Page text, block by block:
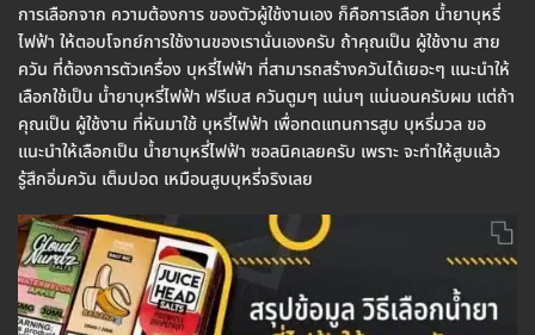
การเลือกจาก ความต้องการ ของตัวผู้ใช้งานเอง ก็คือการเลือก น้ำยาบุหรี่
ไฟฟ้า ให้ตอบโจทย์การใช้งานของเรานั่นเองครับ ถ้าคุณเป็น ผู้ใช้งาน สาย
ควัน ที่ต้องการตัวเครื่อง บุหรี่ไฟฟ้า ที่สามารถสร้างควันได้เยอะๆ แนะนำให้
เลือกใช้เป็น น้ำยาบุหรี่ไฟฟ้า ฟรีเบส ควันตูมๆ แน่นๆ แน่นอนครับผม แต่ถ้า
คุณเป็น ผู้ใช้งาน ที่หันมาใช้ บุหรี่ไฟฟ้า เพื่อทดแทนการสูบ บุหรี่มวล ขอ
แนะนำให้เลือกเป็น น้ำยาบุหรี่ไฟฟ้า ซอลนิคเลยครับ เพราะ จะทำให้สูบแล้ว
รู้สึกอิ่มควัน เต็มปอด เหมือนสูบบุหรี่จริงเลย